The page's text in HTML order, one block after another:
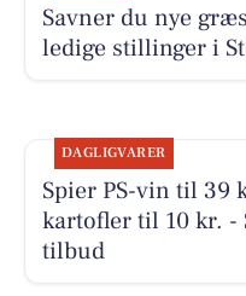
Savner du nye
ledige stillinger i
DAGLIGVARER
Spier PS-vin til 39
kartofler til 10 kr. -
tilbud